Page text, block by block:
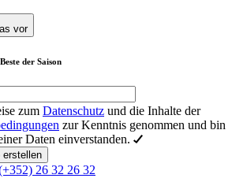
vor
der Saison
zum Datenschutz und die Inhalte der
zur Kenntnis genommen und bin
Daten einverstanden.
erstellen
26 32 26 32